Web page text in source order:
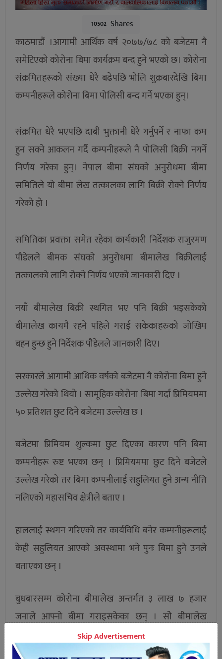
10502 Shares
काठमाडौं ।आगामी आर्थिक वर्ष २०७७/७८ को बजेटमा नै
समेटिएको कोरोना बिमा कार्यक्रम ब‍न्द हुने भएको छ। कोरोना
संक्रमितहरूको संख्या धेरै बढेपछि भोलि शुक्रबारदेखि बिमा
कम्पनीहरूले कोरोना बिमा पोलिसी बन्द गर्ने भएका हुन्।
संक्रमित धेरै भएपछि दाबी भुक्तानी धेरै गर्नुपर्ने र नाफा कम
हुन सक्ने आकलन गर्दै कम्पनीहरूले नै पोलिसी बिक्री नगर्ने
निर्णय गरेका हुन्। नेपाल बीमा संघको अनुरोधमा बीमा
समितिले यो बीमा लेख तत्कालका लागि बिक्री रोक्ने निर्णय
गरेको हो ।
समितिका प्रवक्ता समेत रहेका कार्यकारी निर्देशक राजुरमण
पौडेलले बीमक संघको अनुरोधमा बीमालेख बिक्रीलाई
तत्कालको लागि रोक्ने निर्णय भएको जानकारी दिए ।
नयाँ बीमालेख बिक्री स्थगित भए पनि बिक्री भइसकेको
बीमालेख कायमै रहने पहिले गराई सकेकाहरुको जोखिम
बहन हुन्छ हुने निर्देशक पौडेलले जानकारी दिए।
सरकारले आगामी आथिक वर्षको बजेटमा नै कोरोना बिमा हुने
उल्लेख गरेको थियो । सामूहिक कोरोना बिमा गर्दा प्रिमियममा
५० प्रतिशत छुट दिने बजेटमा उल्लेख छ ।
बजेटमा प्रिमियम शुल्कमा छुट दिएका कारण पनि बिमा
कम्पनीहरू रुष्ट भएका छन् । प्रिमियममा छुट दिने बजेटले
उल्लेख गरेको तर बिमा कम्पनीलाई सहुलियत हुने अन्य नीति
नलिएको महासचिव क्षेत्रीले बताए ।
हाललाई स्थगन गरिएको तर कार्यविधि बनेर कम्पनीहरूलाई
केही सहुलियत आएको अवस्थामा भने पुनः बिमा हुने उनले
बताएका छन् ।
बुधबारसम्म कोरोना बीमालेख अन्तर्गत ३ लाख ७ हजार
जनाले आफ्नो बीमा गराइसकेका छन् । सोे बीमालेख
बिक्रीबाट १६ करोड ८७ लाख ३६ हजार रुपैंया बीमा प्रिमियम
संकलन भएको छ । प्रतिव्यक्ति १ लाखका दरमा भुक्तानी दिँदा
Skip Advertisement